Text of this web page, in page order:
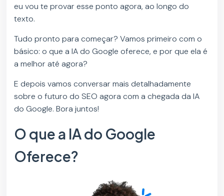
eu vou te provar esse ponto agora, ao longo do
texto.
Tudo pronto para começar? Vamos primeiro com o
básico: o que a IA do Google oferece, e por que ela é
a melhor até agora?
E depois vamos conversar mais detalhadamente
sobre o futuro do SEO agora com a chegada da IA
do Google. Bora juntos!
O que a IA do Google
Oferece?